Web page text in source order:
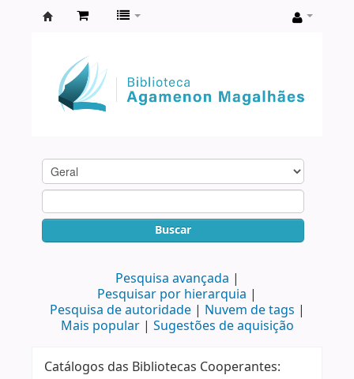
Agamenon
Magalhães
Buscar
Pesquisa avançada
Pesquisar por hierarquia
Pesquisa de autoridade
Nuvem de tags
Mais popular
Sugestões de aquisição
Catálogos das Bibliotecas Cooperantes: